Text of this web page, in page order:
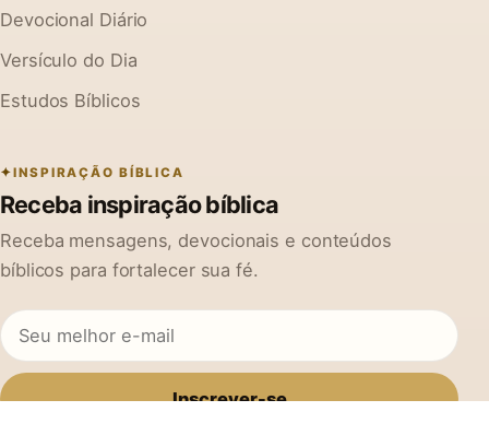
Devocional Diário
Versículo do Dia
Estudos Bíblicos
INSPIRAÇÃO BÍBLICA
Receba inspiração bíblica
Receba mensagens, devocionais e conteúdos
bíblicos para fortalecer sua fé.
Inscrever-se